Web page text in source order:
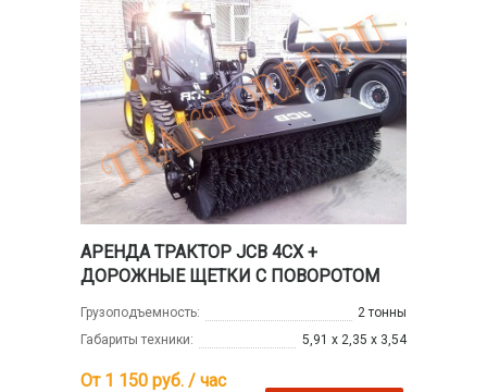
АРЕНДА ТРАКТОР JCB 4CX +
ДОРОЖНЫЕ ЩЕТКИ С ПОВОРОТОМ
Грузоподъемность:
2 тонны
Габариты техники:
5,91 х 2,35 х 3,54
От 1 150 руб. / час